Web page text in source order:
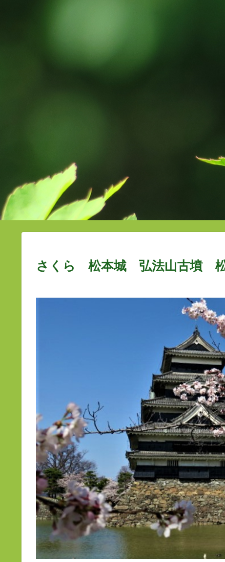
さくら 松本城 弘法山古墳 松